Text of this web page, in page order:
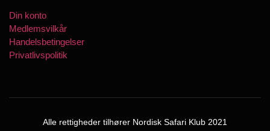
Din konto
Medlemsvilkår
Handelsbetingelser
Privatlivspolitik
Alle rettigheder tilhører Nordisk Safari Klub 2021